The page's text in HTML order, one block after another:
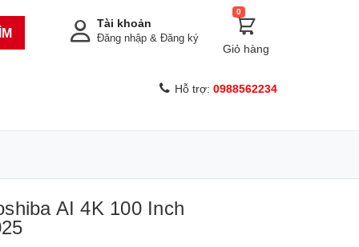
0
Giỏ hàng
Tài khoản
Đăng nhập & Đăng ký
Hỗ trợ: 0988562234
AI 4K 100 Inch